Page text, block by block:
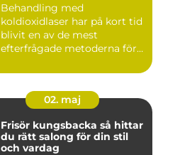
Behandling med
koldioxidlaser har på kort tid
blivit en av de mest
efterfrågade metoderna för
02. maj
Frisör kungsbacka så hittar
du rätt salong för din stil
och vardag